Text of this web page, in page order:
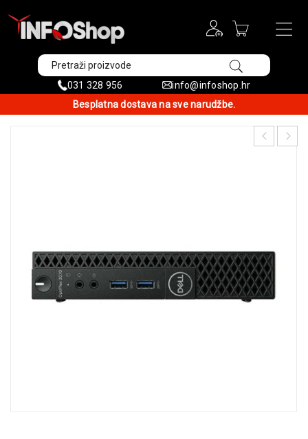
031 328 956
info@infoshop.hr
Besplatna dostava na sve narudžbe.